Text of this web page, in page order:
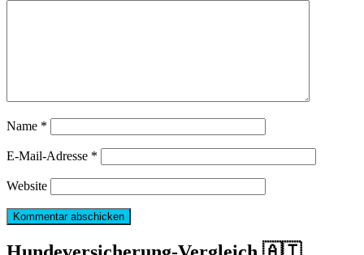
Name *
E-Mail-Adresse *
Website